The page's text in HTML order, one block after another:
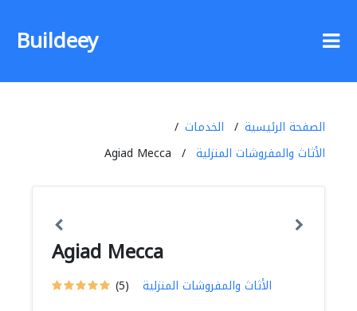
Buildeey
الصفحة الرئيسية
الخدمات
الأثاث والمفروشات المنزلية
Agiad Mecca
Agiad Mecca
(5) الأثاث والمفروشات المنزلية